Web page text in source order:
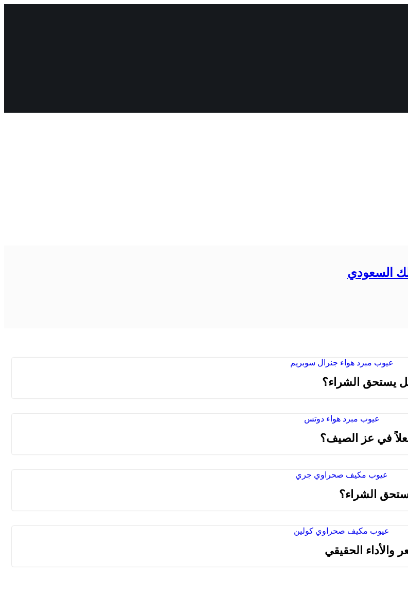
السعودي
يستحق الشراء؟
في عز الصيف؟
الشراء؟
الحقيقي